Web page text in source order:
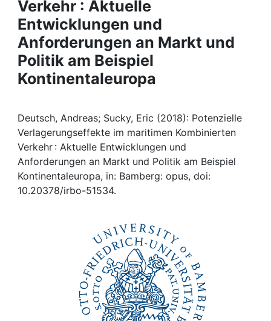
Institutions
Awards
My FIS
Verkehr : Aktuelle
Entwicklungen und
Anforderungen an Markt und
Politik am Beispiel
Kontinentaleuropa
Deutsch, Andreas; Sucky, Eric (2018): Potenzielle
Verlagerungseffekte im maritimen Kombinierten
Verkehr : Aktuelle Entwicklungen und
Anforderungen an Markt und Politik am Beispiel
Kontinentaleuropa, in: Bamberg: opus, doi:
10.20378/irbo-51534.